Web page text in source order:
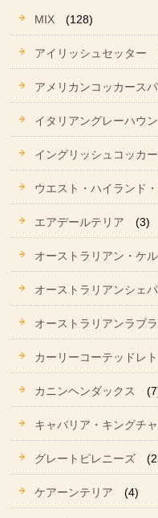
MIX (128)
アイリッシュセッター
アメリカンコッカース
イタリアングレーハウ
イングリッシュコッカ
ウエスト・ハイランド
エアデールテリア (3)
オーストラリアン・ケ
オーストラリアンシェ
オーストラリアンラブ
カーリーコーテッドレ
カニンヘンダックス
キャバリア・キングチ
グレートピレニーズ
ケアーンテリア (4)